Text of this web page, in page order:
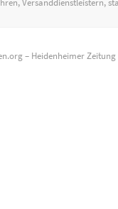
Versanddienstleistern,
– Heidenheimer Zeitung